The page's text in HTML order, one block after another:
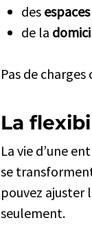
des
de la
Pas de
La
La vie d’une
se
pouvez ajuster
seulement.